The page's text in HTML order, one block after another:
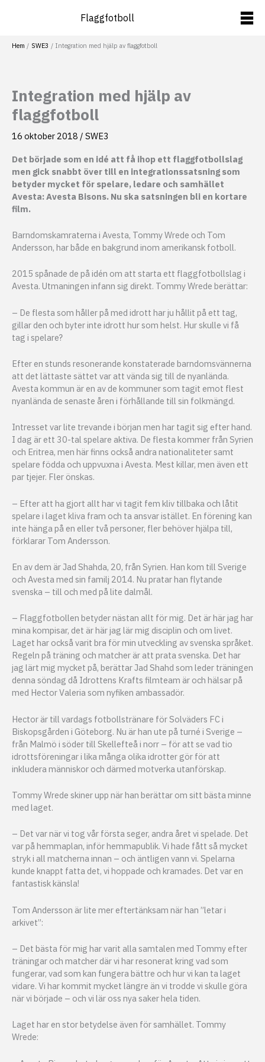
Flaggfotboll
Hem SWE3 Integration med hjälp av flaggfotboll
Integration med hjälp av
flaggfotboll
16 oktober 2018 / SWE3
Det började som en idé att få ihop ett flaggfotbollslag
men gick snabbt över till en integrationssatsning som
betyder mycket för spelare, ledare och samhället
Avesta: Avesta Bisons. Nu ska satsningen bli en kortare
film.
Barndomskamraterna i Avesta, Tommy Wrede och Tom
Andersson, har både en bakgrund inom amerikansk fotboll.
2015 spånade de på idén om att starta ett flaggfotbollslag i
Avesta. Utmaningen infann sig direkt. Tommy Wrede berättar:
– De flesta som håller på med idrott har ju hållit på ett tag,
gillar den och byter inte idrott hur som helst. Hur skulle vi få
tag i spelare?
Efter en stunds resonerande konstaterade barndomsvännerna
att det lättaste sättet var att vända sig till de nyanlända.
Avesta kommun är en av de kommuner som tagit emot flest
nyanlända de senaste åren i förhållande till sin folkmängd.
Intresset var lite trevande i början men har tagit sig efter hand.
I dag är ett 30-tal spelare aktiva. De flesta kommer från Syrien
och Eritrea, men här finns också andra nationaliteter samt
spelare födda och uppvuxna i Avesta. Mest killar, men även ett
par tjejer. Fler önskas.
– Efter att ha gjort allt har vi tagit fem kliv tillbaka och låtit
spelare i laget kliva fram och ta ansvar istället. En förening kan
inte hänga på en eller två personer, fler behöver hjälpa till,
förklarar Tom Andersson.
En av dem är Jad Shahda, 20, från Syrien. Han kom till Sverige
och Avesta med sin familj 2014. Nu pratar han flytande
svenska – till och med på lite dalmål.
– Flaggfotbollen betyder nästan allt för mig. Det är här jag har
mina kompisar, det är här jag lär mig disciplin och om livet.
Laget har också varit bra för min utveckling av svenska språket.
Regeln på träning och matcher är att prata svenska. Det har
jag lärt mig mycket på, berättar Jad Shahd som leder träningen
denna söndag då Idrottens Krafts filmteam är och hälsar på
med Hector Valeria som nyfiken ambassadör.
Hector är till vardags fotbollstränare för Solväders FC i
Biskopsgården i Göteborg. Nu är han ute på turné i Sverige –
från Malmö i söder till Skellefteå i norr – för att se vad tio
idrottsföreningar i lika många olika idrotter gör för att
inkludera människor och därmed motverka utanförskap.
Tommy Wrede skiner upp när han berättar om sitt bästa minne
med laget.
– Det var när vi tog vår första seger, andra året vi spelade. Det
var på hemmaplan, inför hemmapublik. Vi hade fått så mycket
stryk i all matcherna innan – och äntligen vann vi. Spelarna
kunde knappt fatta det, vi hoppade och kramades. Det var en
fantastisk känsla!
Tom Andersson är lite mer eftertänksam när han ”letar i
arkivet”:
– Det bästa för mig har varit alla samtalen med Tommy efter
träningar och matcher där vi har resonerat kring vad som
fungerar, vad som kan fungera bättre och hur vi kan ta laget
vidare. Vi har kommit mycket längre än vi trodde vi skulle göra
när vi började – och vi lär oss nya saker hela tiden.
Laget har en stor betydelse även för samhället. Tommy
Wrede: